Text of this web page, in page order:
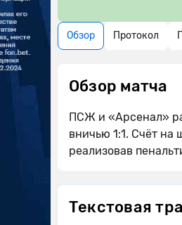
Обзор Протокол
Обзор матча
ПСЖ и «Арсенал»
вничью 1:1. Счёт на
реализовав
Текстовая